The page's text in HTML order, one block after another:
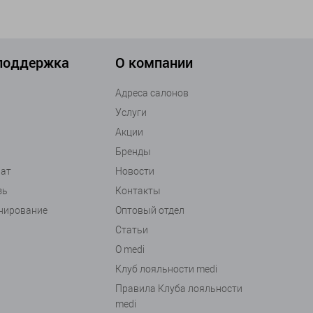
О компании
Адреса салонов
Услуги
Акции
Бренды
Новости
Контакты
Оптовый отдел
Статьи
О medi
Клуб лояльности medi
Правила Клуба лояльности
medi